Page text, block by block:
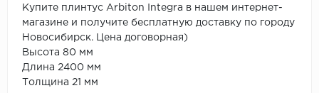
Купите плинтус Arbiton Integra в нашем интернет-
магазине и получите бесплатную доставку по городу
Новосибирск. Цена договорная)
Высота 80 мм
Длина 2400 мм
Толщина 21 мм